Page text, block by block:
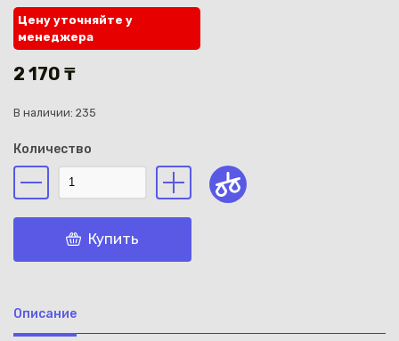
Цену уточняйте у
менеджера
2 170 ₸
В наличии: 235
Количество
Купить
Описание